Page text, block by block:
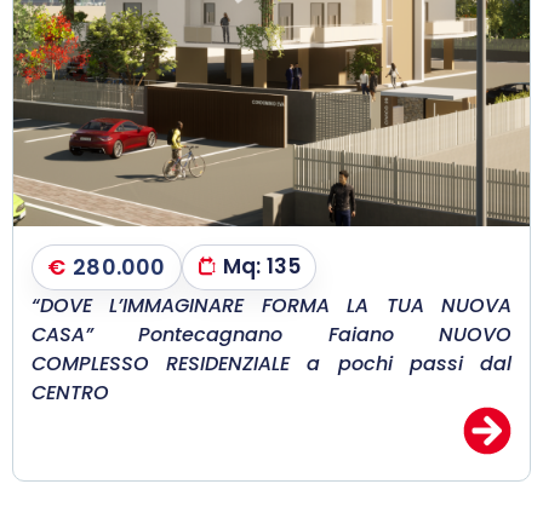
€ 280.000 Mq: 135
“DOVE L’IMMAGINARE FORMA LA TUA NUOVA
CASA” Pontecagnano Faiano NUOVO
COMPLESSO RESIDENZIALE a pochi passi dal
CENTRO